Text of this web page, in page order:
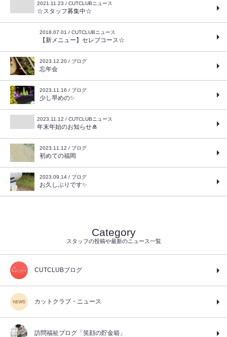
2021.11.23 / CUTCLUBニュース
☆スタッフ募集中☆
2018.07.01 / CUTCLUBニュース
【新メニュー】セレブコース☆
2023.12.20 / ブログ
忘年会
2023.11.16 / ブログ
少し早めの✨
2023.11.12 / CUTCLUBニュース
年末年始のお知らせ🎍
2023.11.12 / ブログ
初めての福岡
2023.09.14 / ブログ
お久しぶりです✨
Category
スタッフの投稿や最新のニュース一覧
CUTCLUBブログ
カットクラブ・ニュース
訪問福祉ブログ「笑顔の貯金箱」